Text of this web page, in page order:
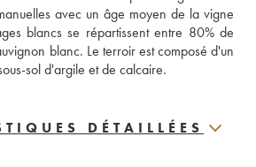
avec un âge moyen de la vigne
blancs se répartissent entre 80% de
blanc. Le terroir est composé d'un
sol d'argile et de calcaire.
DÉTAILLÉES